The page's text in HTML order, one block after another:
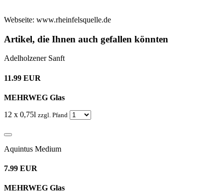
Webseite: www.rheinfelsquelle.de
Artikel, die Ihnen auch gefallen könnten
Adelholzener Sanft
11.99 EUR
MEHRWEG Glas
12 x 0,75l zzgl. Pfand
Aquintus Medium
7.99 EUR
MEHRWEG Glas